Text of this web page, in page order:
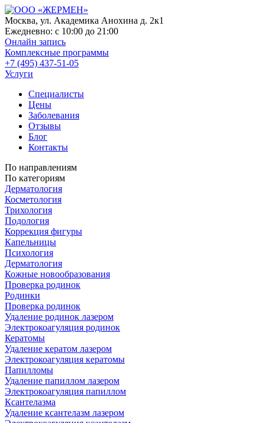
Москва, ул. Академика Анохина д. 2к1
Ежедневно: с 10:00 до 21:00
Онлайн запись
Комплексные программы
+7 (495) 437-51-05
Услуги
Специалисты
Цены
Заболевания
Отзывы
Блог
Контакты
По направлениям
По категориям
Дерматология
Косметология
Трихология
Подология
Коррекция фигуры
Капельницы
Психология
Дерматология
Кожные новообразования
Проверка родинок
Родинки
Проверка родинок
Удаление родинок лазером
Электрокоагуляция родинок
Кератомы
Удаление кератом лазером
Электрокоагуляция кератомы
Папилломы
Удаление папиллом лазером
Электрокоагуляция папиллом
Ксантелазма
Удаление ксантелазм лазером